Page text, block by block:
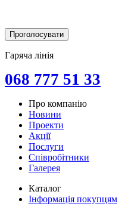
Гаряча лінія
068 777 51 33
Про компанію
Новини
Проекти
Акції
Послуги
Співробітники
Галерея
Каталог
Інформація покупцям